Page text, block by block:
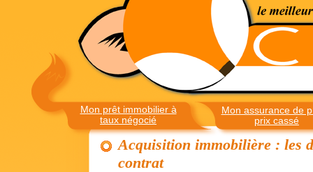
Mon prêt immobilier à
taux négocié
Mon assurance de
prix cassé
Acquisition immobilière : les
contrat